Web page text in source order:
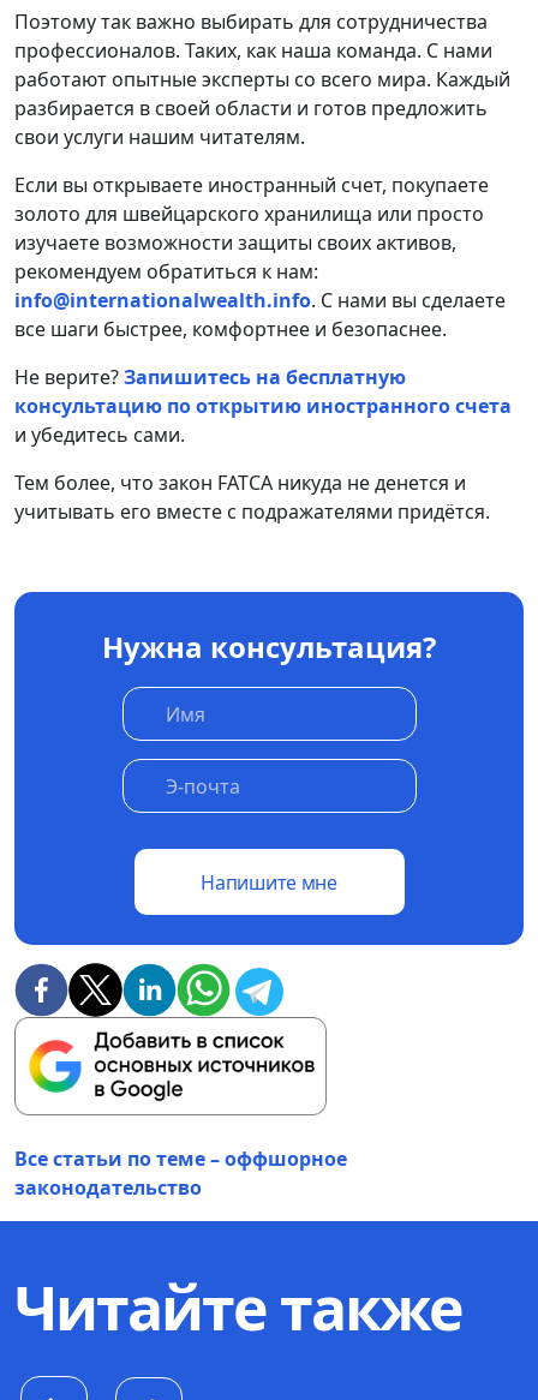
Поэтому так важно выбирать для сотрудничества
профессионалов. Таких, как наша команда. С нами
работают опытные эксперты со всего мира. Каждый
разбирается в своей области и готов предложить
свои услуги нашим читателям.
Если вы открываете иностранный счет, покупаете
золото для швейцарского хранилища или просто
изучаете возможности защиты своих активов,
рекомендуем обратиться к нам:
info@internationalwealth.info. С нами вы сделаете
все шаги быстрее, комфортнее и безопаснее.
Не верите?Запишитесь на бесплатную
консультацию по открытию иностранного счета
и убедитесь сами.
Тем более, что закон FATCA никуда не денется и
учитывать его вместе с подражателями придётся.
Нужна консультация?
Напишите мне
Все статьи по теме – оффшорное
законодательство
Читайте также